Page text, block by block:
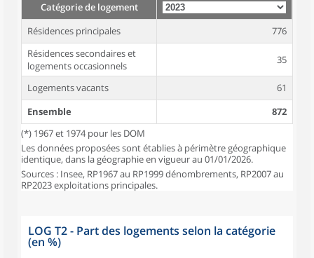
Catégorie de logement
Résidences principales
776
Résidences secondaires et
logements occasionnels
35
Logements vacants
61
Ensemble
872
(*) 1967 et 1974 pour les DOM
Les données proposées sont établies à périmètre géographique
identique, dans la géographie en vigueur au 01/01/2026.
Sources : Insee, RP1967 au RP1999 dénombrements, RP2007 au
RP2023 exploitations principales.
LOG T2 - Part des logements selon la catégorie
(en %)